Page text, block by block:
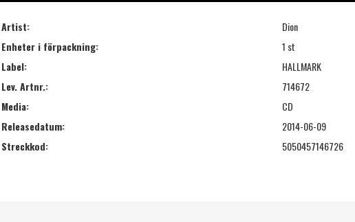
Artist:
Dion
Enheter i förpackning:
1 st
Label:
HALLMARK
Lev. Artnr.:
714672
Media:
CD
Releasedatum:
2014-06-09
Streckkod:
5050457146726